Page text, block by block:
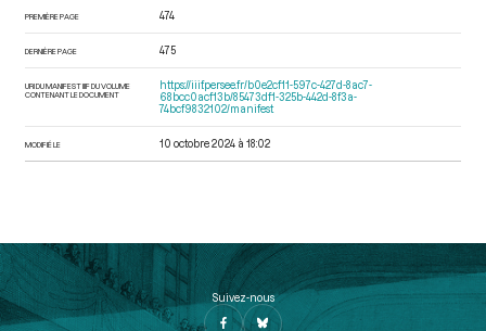
PREMIÈRE PAGE 474
DERNIÈRE PAGE 475
URI DU MANIFEST IIIF DU VOLUME
CONTENANT LE DOCUMENT
https://iiif.persee.fr/b0e2cf11-597c-427d-8ac7-
68bcc0acf13b/85473df1-325b-442d-8f3a-
74bcf9832102/manifest
MODIFIÉ LE 10 octobre 2024 à 18:02
Suivez-nous